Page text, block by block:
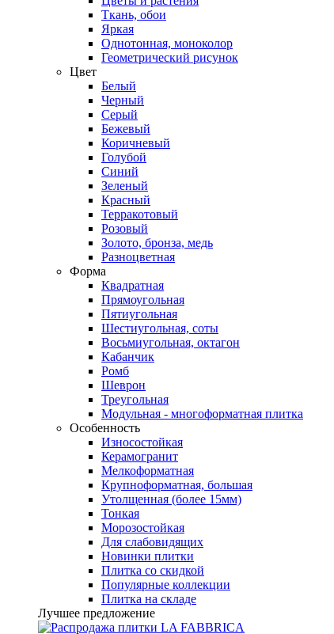
Ткань, обои
Яркая
Однотонная, моноколор
Геометрический рисунок
Цвет
Белый
Черный
Серый
Бежевый
Коричневый
Голубой
Синий
Зеленый
Красный
Терракотовый
Розовый
Золото, бронза, медь
Разноцветная
Форма
Квадратная
Прямоугольная
Пятиугольная
Шестиугольная, соты
Восьмиугольная, октагон
Кабанчик
Ромб
Шеврон
Треугольная
Модульная - многоформатная плитка
Особенность
Износостойкая
Керамогранит
Мелкоформатная
Крупноформатная, большая
Утолщенная (более 15мм)
Тонкая
Морозостойкая
Для слабовидящих
Новинки плитки
Плитка со скидкой
Популярные коллекции
Плитка на складе
Лучшее предложение